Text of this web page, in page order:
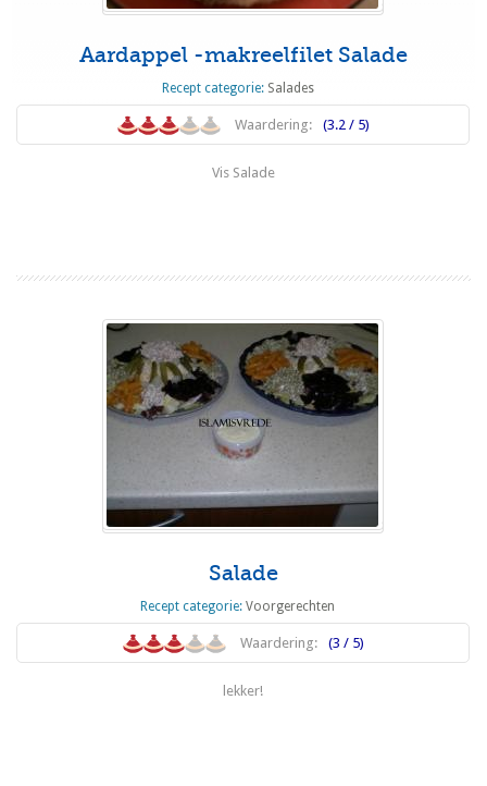
Aardappel -makreelfilet Salade
Recept categorie: Salades
Waardering: (3.2 / 5)
Vis Salade
Salade
Recept categorie:Voorgerechten
Waardering: (3 / 5)
lekker!